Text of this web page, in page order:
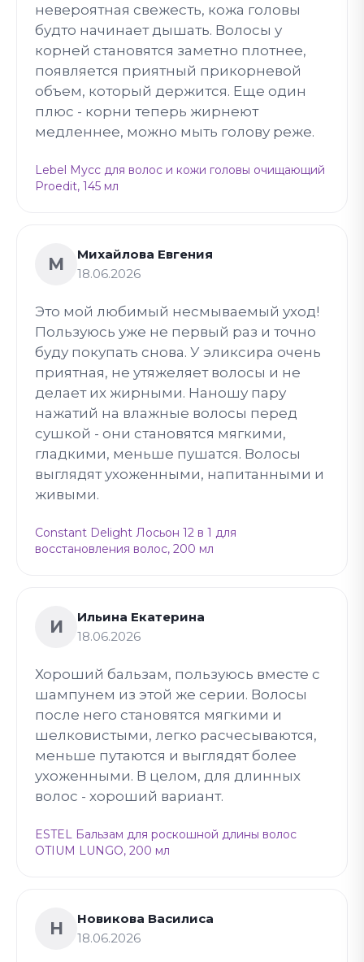
невероятная свежесть, кожа головы
будто начинает дышать. Волосы у
корней становятся заметно плотнее,
появляется приятный прикорневой
объем, который держится. Еще один
плюс - корни теперь жирнеют
медленнее, можно мыть голову реже.
Lebel Мусс для волос и кожи головы очищающий
Proedit, 145 мл
М
Михайлова Евгения
18.06.2026
Это мой любимый несмываемый уход!
Пользуюсь уже не первый раз и точно
буду покупать снова. У эликсира очень
приятная, не утяжеляет волосы и не
делает их жирными. Наношу пару
нажатий на влажные волосы перед
сушкой - они становятся мягкими,
гладкими, меньше пушатся. Волосы
выглядят ухоженными, напитанными и
живыми.
Constant Delight Лосьон 12 в 1 для
восстановления волос, 200 мл
И
Ильина Екатерина
18.06.2026
Хороший бальзам, пользуюсь вместе с
шампунем из этой же серии. Волосы
после него становятся мягкими и
шелковистыми, легко расчесываются,
меньше путаются и выглядят более
ухоженными. В целом, для длинных
волос - хороший вариант.
ESTEL Бальзам для роскошной длины волос
OTIUM LUNGO, 200 мл
Н
Новикова Василиса
18.06.2026